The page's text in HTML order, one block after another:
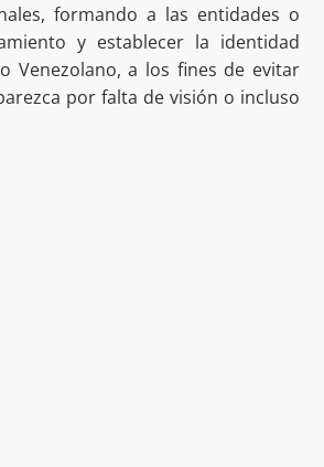
formando a las entidades o
y establecer la identidad
Venezolano, a los fines de evitar
por falta de visión o incluso